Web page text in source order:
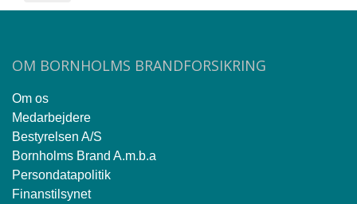
OM BORNHOLMS BRANDFORSIKRING
Om os
Medarbejdere
Bestyrelsen A/S
Bornholms Brand A.m.b.a
Persondatapolitik
Finanstilsynet